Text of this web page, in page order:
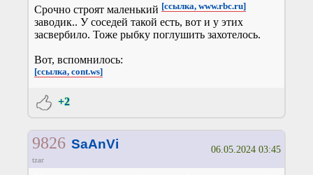
Срочно строят маленький [ссылка, www.rbc.ru]
заводик.. У соседей такой есть, вот и у этих
засвербило. Тоже рыбку поглушить захотелось.
Вот, вспомнилось:
[ссылка, cont.ws]
+2
9826 SaAnVi
tzar
06.05.2024 03:45